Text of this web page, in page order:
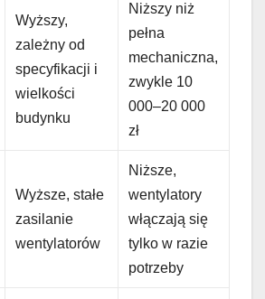
Wyższy,
zależny od
specyfikacji i
wielkości
budynku
Niższy niż
pełna
mechaniczna,
zwykle 10
000–20 000
zł
Wyższe, stałe
zasilanie
wentylatorów
Niższe,
wentylatory
włączają się
tylko w razie
potrzeby